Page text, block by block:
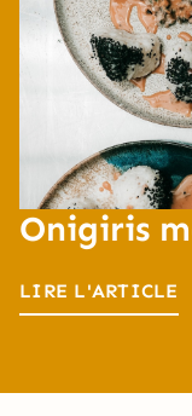
Onigiris
LIRE L'ARTICLE